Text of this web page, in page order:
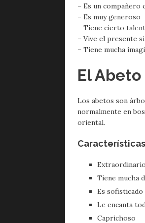
– Es un compañero
– Es muy generoso
– Tiene cierto
– Vive el presente
– Tiene mucha
El Abeto
Los abetos son
normalmente en
oriental.
Tiene mucha
Es sofisticado
Le encanta
Caprichoso